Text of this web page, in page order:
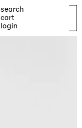
search
cart
login